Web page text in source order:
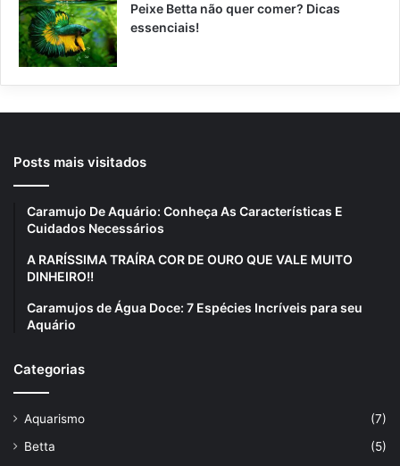
Peixe Betta não quer comer? Dicas
essenciais!
Posts mais visitados
Caramujo De Aquário: Conheça As Características E
Cuidados Necessários
A RARÍSSIMA TRAÍRA COR DE OURO QUE VALE MUITO
DINHEIRO!!
Caramujos de Água Doce: 7 Espécies Incríveis para seu
Aquário
Categorias
Aquarismo
(7)
Betta
(5)